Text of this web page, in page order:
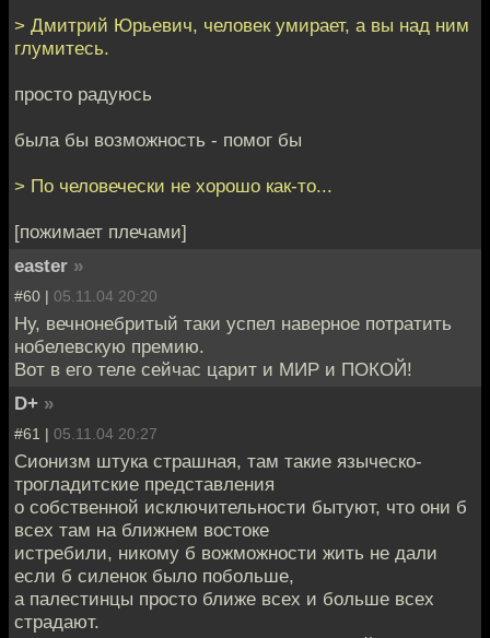
> Дмитрий Юрьевич, человек умирает, а вы над ним
глумитесь.
просто радуюсь
была бы возможность - помог бы
> По человечески не хорошо как-то...
[пожимает плечами]
easter »
#60 | 05.11.04 20:20
Ну, вечнонебритый таки успел наверное потратить
нобелевскую премию.
Вот в его теле сейчас царит и МИР и ПОКОЙ!
D+ »
#61 | 05.11.04 20:27
Сионизм штука страшная, там такие языческо-
трогладитские представления
о собственной исключительности бытуют, что они б
всех там на ближнем востоке
истребили, никому б вожможности жить не дали
если б силенок было побольше,
а палестинцы просто ближе всех и больше всех
страдают.